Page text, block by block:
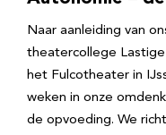
Naar aanleiding van
theatercollege Lastige
het Fulcotheater in
weken in onze
de opvoeding. We